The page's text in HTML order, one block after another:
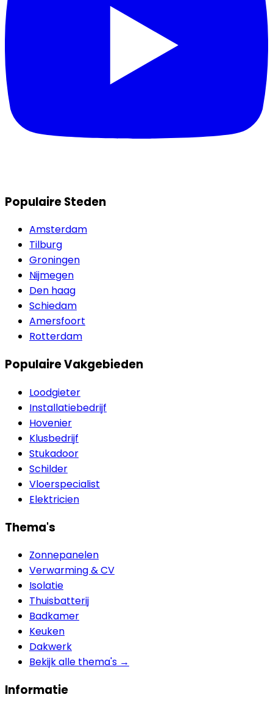
Populaire Steden
Amsterdam
Tilburg
Groningen
Nijmegen
Den haag
Schiedam
Amersfoort
Rotterdam
Populaire Vakgebieden
Loodgieter
Installatiebedrijf
Hovenier
Klusbedrijf
Stukadoor
Schilder
Vloerspecialist
Elektricien
Thema's
Zonnepanelen
Verwarming & CV
Isolatie
Thuisbatterij
Badkamer
Keuken
Dakwerk
Bekijk alle thema's →
Informatie